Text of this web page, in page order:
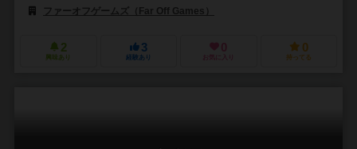
ファーオフゲームズ（Far Off Games）
2
興味あり
3
経験あり
0
お気に入り
0
持ってる